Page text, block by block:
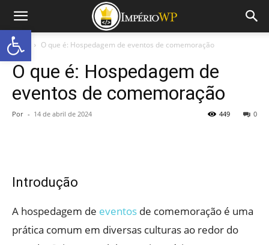
Início O que é: Hospedagem de eventos de comemoração
O que é: Hospedagem de
eventos de comemoração
Por - 14 de abril de 2024 0
449
Introdução
A hospedagem de eventos de comemoração é uma
prática comum em diversas culturas ao redor do
Abrir a barra de ferramentas